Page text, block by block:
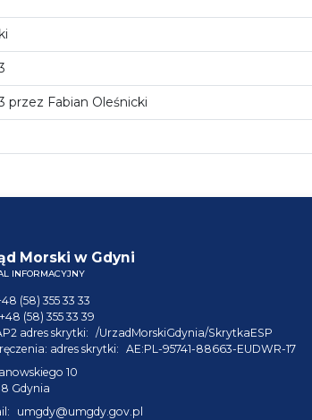
przez Fabian Oleśnicki
Morski w Gdyni
INFORMACYJNY
(58) 355 33 33
+48 (58) 355 33 39
adres skrytki: /UrzadMorskiGdynia/SkrytkaESP
adres skrytki: AE:PL-95741-88663-EUDWR-17
10
Gdynia
umgdy@umgdy.gov.pl